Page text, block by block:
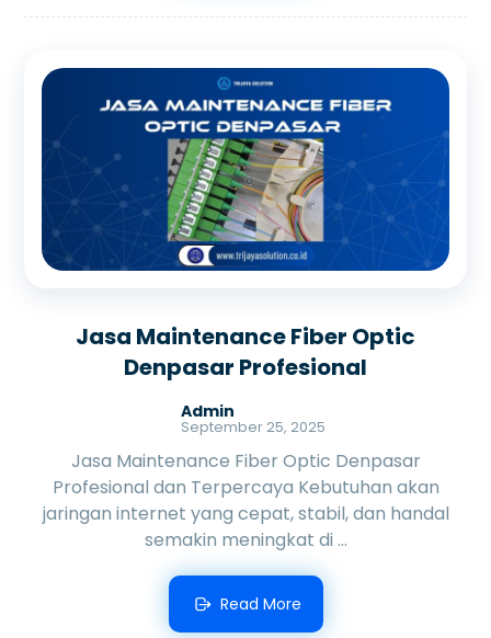
Jasa Maintenance Fiber Optic
Denpasar Profesional
Admin
September 25, 2025
Jasa Maintenance Fiber Optic Denpasar
Profesional dan Terpercaya Kebutuhan akan
jaringan internet yang cepat, stabil, dan handal
semakin meningkat di ...
Read More